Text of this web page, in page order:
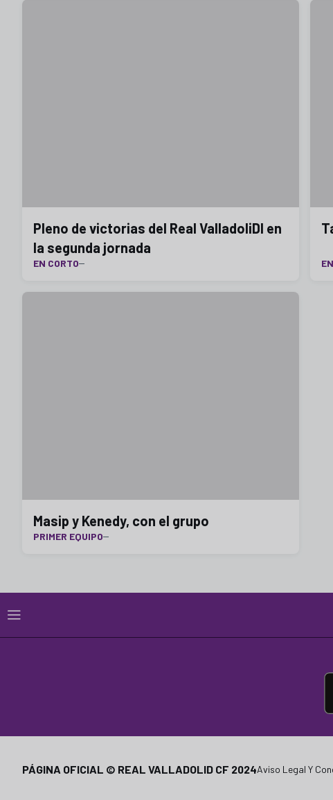
Pleno de victorias del Real ValladoliDI en
la segunda jornada
EN CORTO
Masip y Kenedy, con el grupo
PRIMER EQUIPO
Aviso Legal Y
PÁGINA OFICIAL © REAL VALLADOLID CF 2024